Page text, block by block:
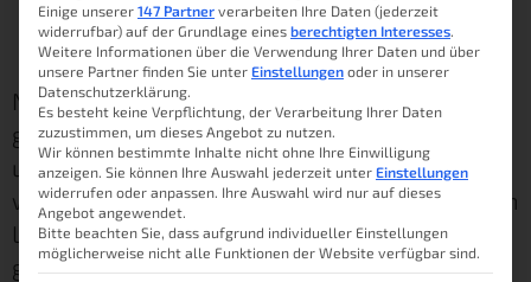
Lukas 21. März 2020 08:00
Neulich bin ich auf Facebook auf die Frage
gestoßen, was eigentlich Skills für Alexa sind
und was man mit ihnen tun kann. Sicherlich
wissen große Teile meiner Leser (und natürlich
Leserinnen) bereits darüber Bescheid, doch es
gibt gerade unter den Einsteigern vereinzelt
Einige unserer 147 Partner verarbeiten Ihre Daten (jederzeit
widerrufbar) auf der Grundlage eines berechtigten Interesses.
Weitere Informationen über die Verwendung Ihrer Daten und über
unsere Partner finden Sie unter Einstellungen oder in unserer
Datenschutzerklärung.
Es besteht keine Verpflichtung, der Verarbeitung Ihrer Daten
zuzustimmen, um dieses Angebot zu nutzen.
Wir können bestimmte Inhalte nicht ohne Ihre Einwilligung
anzeigen. Sie können Ihre Auswahl jederzeit unter Einstellungen
widerrufen oder anpassen. Ihre Auswahl wird nur auf dieses
Angebot angewendet.
Bitte beachten Sie, dass aufgrund individueller Einstellungen
möglicherweise nicht alle Funktionen der Website verfügbar sind.